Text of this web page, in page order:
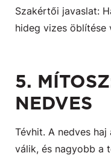
Szakértői javaslat:
hideg vizes öblítése
5.
NEDVES
Tévhit. A nedves
válik, és nagyobb a